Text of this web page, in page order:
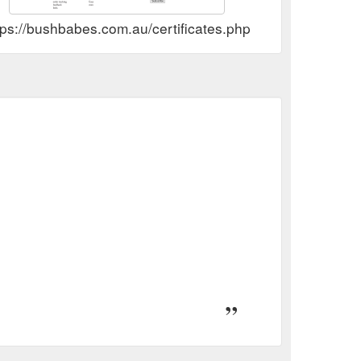
bushbabes.com.au/certificates.php